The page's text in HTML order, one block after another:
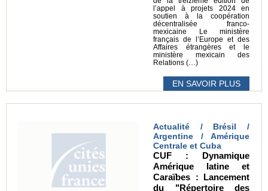
l’appel à projets 2024 en
soutien à la coopération
décentralisée franco-
mexicaine Le ministère
français de l’Europe et des
Affaires étrangères et le
ministère mexicain des
Relations (…)
EN SAVOIR PLUS
Actualité / Brésil /
Argentine / Amérique
Centrale et Cuba
CUF : Dynamique
Amérique latine et
Caraïbes : Lancement
du "Répertoire des